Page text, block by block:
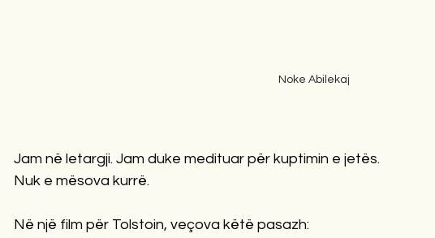
Noke Abilekaj
Jam në letargji. Jam duke medituar për kuptimin e jetës.
Nuk e mësova kurrë.
Në një film për Tolstoin, veçova këtë pasazh: